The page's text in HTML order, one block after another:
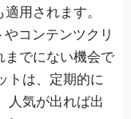
用されます。
コンテンツクリ
までにない機会で
トは、定期的に
人気が出れば出